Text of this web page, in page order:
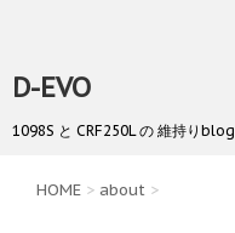
D-EVO
1098S と CRF250L の 維持りblog
HOME > about >